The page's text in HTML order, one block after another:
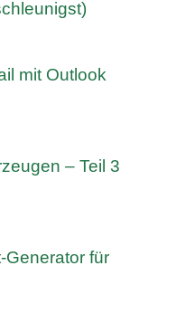
mit Outlook
– Teil 3
Generator für